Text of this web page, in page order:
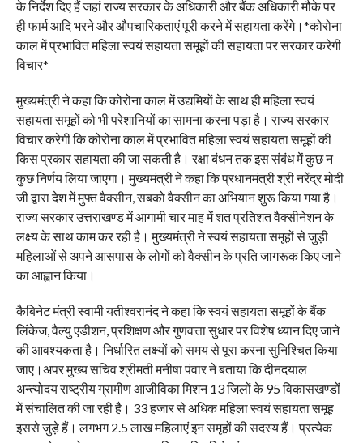
के निर्देश दिए हैं जहां राज्य सरकार के अधिकारी और बैंक अधिकारी मौके पर
ही फार्म आदि भरने और औपचारिकताएं पूरी करने में सहायता करेंगे।*कोरोना
काल में प्रभावित महिला स्वयं सहायता समूहों की सहायता पर सरकार करेगी
विचार*
मुख्यमंत्री ने कहा कि कोरोना काल में उद्यमियों के साथ ही महिला स्वयं
सहायता समूहों को भी परेशानियों का सामना करना पड़ा है। राज्य सरकार
विचार करेगी कि कोरोना काल में प्रभावित महिला स्वयं सहायता समूहों की
किस प्रकार सहायता की जा सकती है। रक्षा बंधन तक इस संबंध में कुछ न
कुछ निर्णय लिया जाएगा। मुख्यमंत्री ने कहा कि प्रधानमंत्री श्री नरेंद्र मोदी
जी द्वारा देश में मुफ्त वैक्सीन, सबको वैक्सीन का अभियान शुरू किया गया है।
राज्य सरकार उत्तराखण्ड में आगामी चार माह में शत प्रतिशत वैक्सीनेशन के
लक्ष्य के साथ काम कर रही है। मुख्यमंत्री ने स्वयं सहायता समूहों से जुड़ी
महिलाओं से अपने आसपास के लोगों को वैक्सीन के प्रति जागरूक किए जाने
का आह्वान किया।
कैबिनेट मंत्री स्वामी यतीश्वरानंद ने कहा कि स्वयं सहायता समूहों के बैंक
लिंकेज, वैल्यु एडीशन, प्रशिक्षण और गुणवत्ता सुधार पर विशेष ध्यान दिए जाने
की आवश्यकता है। निर्धारित लक्ष्यों को समय से पूरा करना सुनिश्चित किया
जाए।अपर मुख्य सचिव श्रीमती मनीषा पंवार ने बताया कि दीनदयाल
अन्त्योदय राष्ट्रीय ग्रामीण आजीविका मिशन 13 जिलों के 95 विकासखण्डों
में संचालित की जा रही है। 33 हजार से अधिक महिला स्वयं सहायता समूह
इससे जुड़े हैं। लगभग 2.5 लाख महिलाएं इन समूहों की सदस्य हैं। प्रत्येक